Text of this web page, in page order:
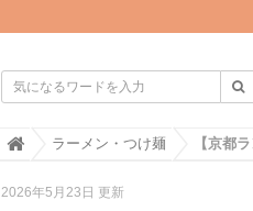
H
e
ラーメン・つけ麺
2026年5月23日 更新